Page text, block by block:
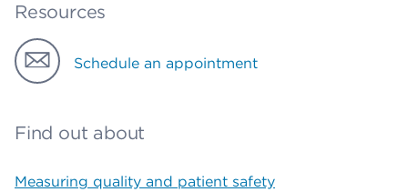
Resources
Schedule an appointment
Find out about
Measuring quality and patient safety